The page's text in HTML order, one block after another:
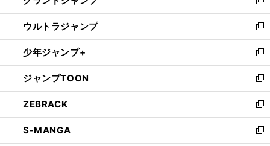
開
く
ウ
で
開
く
ン
ド
ウ
で
開
く
い
ウ
ィ
ン
ド
ウ
で
開
く
新
し
い
ウ
ィ
ン
ド
ウ
で
開
く
ウルトラジャンプ
新
し
い
ウ
ィ
ン
ド
ウ
で
開
少年ジャンプ+
新
し
い
ウ
ィ
ン
ド
ウ
ジャンプTOON
新
し
い
ウ
ィ
ZEBRACK
新
し
い
S-MANGA
新